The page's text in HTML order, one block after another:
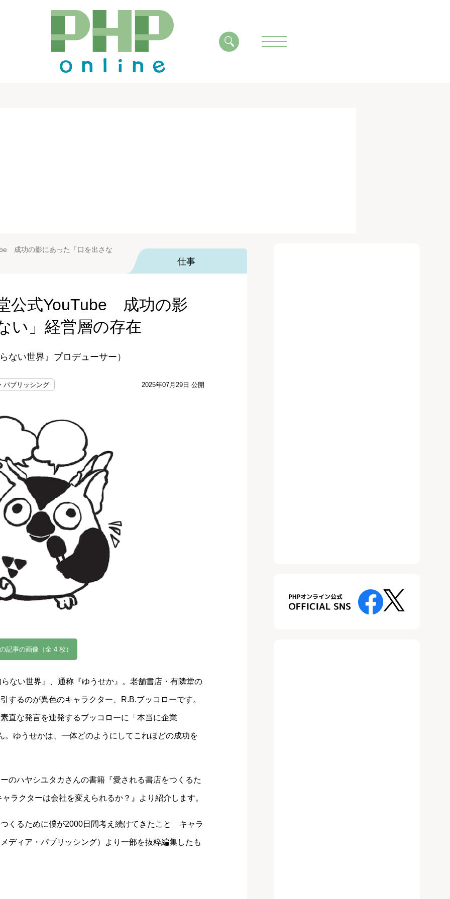
成功の影にあった「口を出さな
仕事
公式YouTube 成功の影
い」経営層の存在
ない世界』プロデューサー）
パブリッシング 2025年07月29日 公開
記事の画像（全 4 枚）
ない世界』、通称『ゆうせか』。老舗書店・有隣堂の
するのが異色のキャラクター、R.B.ブッコローです。
直な発言を連発するブッコローに「本当に企業
ゆうせかは、一体どのようにしてこれほどの成功を
のハヤシユタカさんの書籍『愛される書店をつくるた
ラクターは会社を変えられるか？』より紹介します。
くるために僕が2000日間考え続けてきたこと キャラ
ディア・パブリッシング）より一部を抜粋編集したも